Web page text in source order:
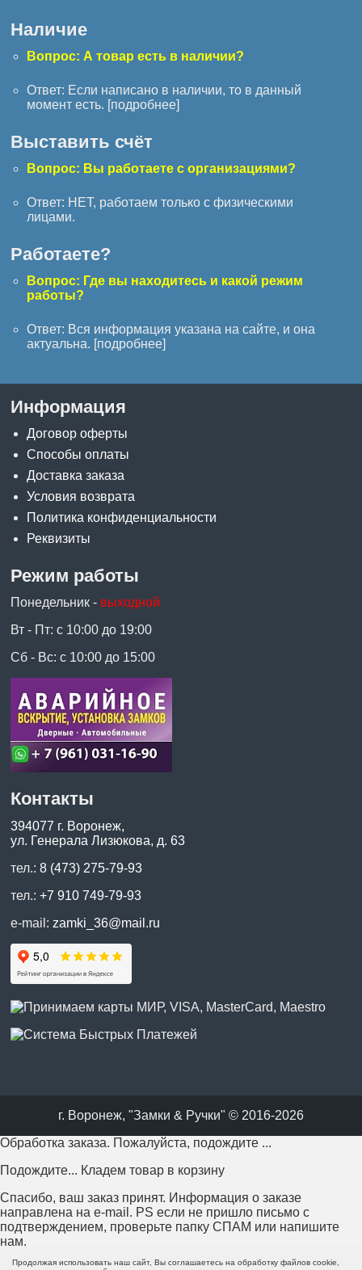
Наличие
Вопрос: А товар есть в наличии?
Ответ: Если написано в наличии, то в данный
момент есть. [подробнее]
Выставить счёт
Вопрос: Вы работаете с организациями?
Ответ: НЕТ, работаем только с физическими
лицами.
Работаете?
Вопрос: Где вы находитесь и какой режим
работы?
Ответ: Вся информация указана на сайте, и она
актуальна. [подробнее]
Информация
Договор оферты
Способы оплаты
Доставка заказа
Условия возврата
Политика конфиденциальности
Реквизиты
Режим работы
Понедельник - выходной
Вт - Пт: с 10:00 до 19:00
Сб - Вс: с 10:00 до 15:00
Контакты
394077 г. Воронеж,
ул. Генерала Лизюкова, д. 63
тел.:8 (473) 275-79-93
тел.:+7 910 749-79-93
e-mail: zamki_36@mail.ru
г. Воронеж, "Замки & Ручки" © 2016-2026
Продолжая использовать наш сайт, Вы соглашаетесь на обработку файлов cookie,
Обработка заказа. Пожалуйста, подождите ...
Подождите... Кладем товар в корзину
Спасибо, ваш заказ принят. Информация о заказе
направлена на e-mail. PS если не пришло письмо с
подтверждением, проверьте папку СПАМ или напишите
нам.